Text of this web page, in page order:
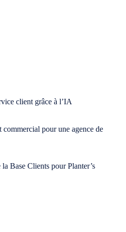
client grâce à l’IA
pour une agence de
Base Clients pour Planter’s